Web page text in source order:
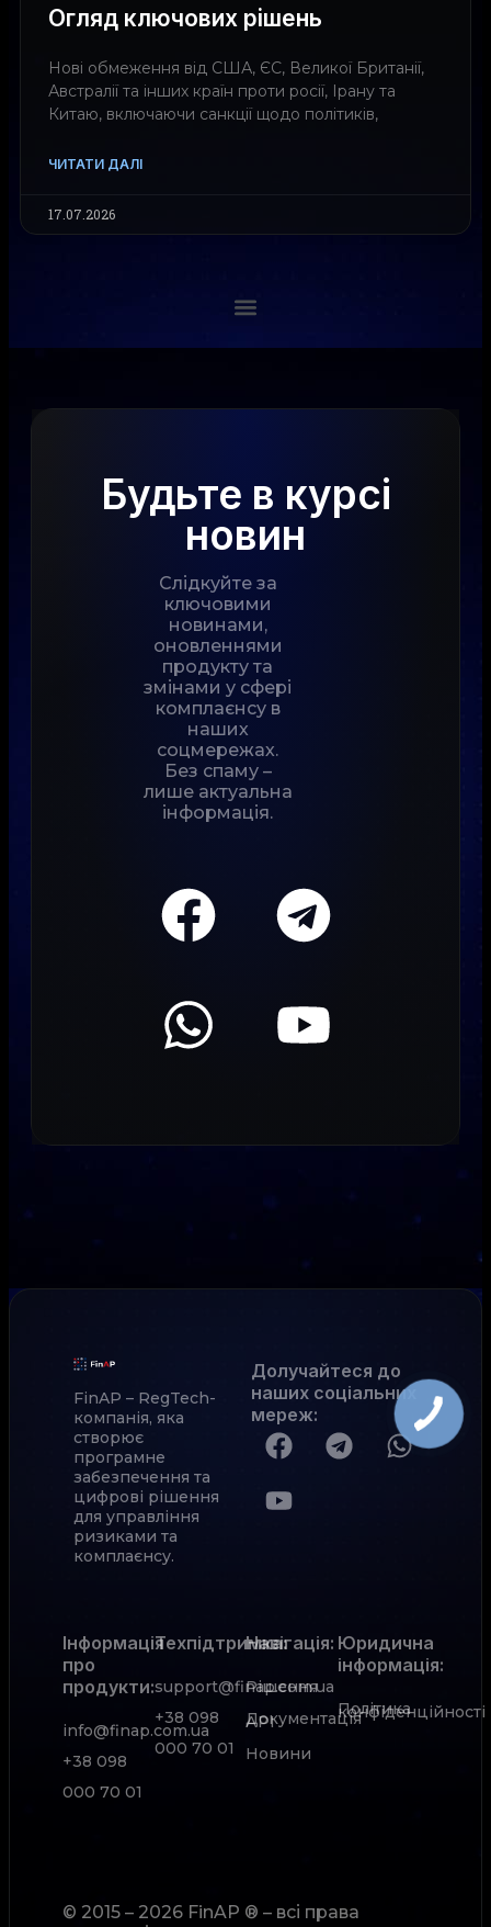
Огляд ключових рішень
Нові обмеження від США, ЄС, Великої Британії,
Австралії та інших країн проти росії, Ірану та
Китаю, включаючи санкції щодо політиків,
ЧИТАТИ ДАЛІ
17.07.2026
Будьте в курсі
новин
Слідкуйте за
ключовими
новинами,
оновленнями
продукту та
змінами у сфері
комплаєнсу в
наших
соцмережах.
Без спаму –
лише актуальна
інформація.
FinAP – RegTech-
компанія, яка
створює
програмне
забезпечення та
цифрові рішення
для управління
ризиками та
комплаєнсу.
Долучайтеся до
наших соціальних
мереж:
Інформація
про
продукти:
info@finap.com.ua
+38 098
000 70 01
Техпідтримка:
support@finap.com.ua
+38 098
000 70 01
Рішення
Документація
АРІ
Новини
Навігація: Юридична
інформація:
Політика
конфіденційності
© 2015 – 2026 FinAP ® – всі права